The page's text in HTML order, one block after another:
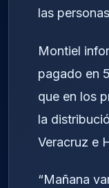
las
Montiel
pagado en
que en los
la
Veracruz e
“Mañana